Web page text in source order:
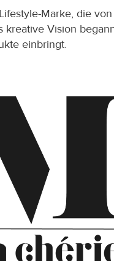
Marke, die
kreative Vision
einbringt.